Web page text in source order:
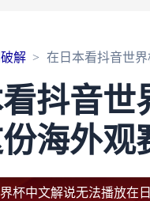
解 在日本看抖音世
抖音世
海外观
杯中文解说无法播放在